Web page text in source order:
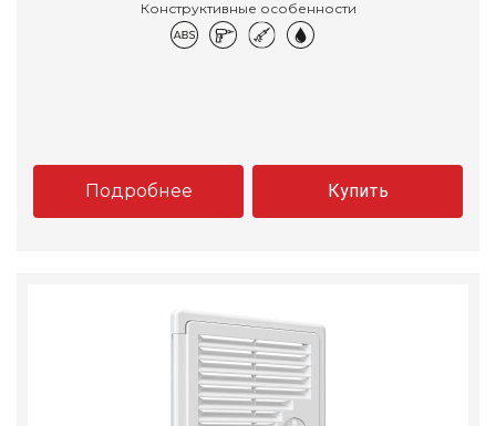
Конструктивные особенности
Подробнее Купить